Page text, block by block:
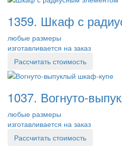
1359. Шкаф с
любые размеры
изготавливается на заказ
Рассчитать стоимость
1037. Вогнуто-
любые размеры
изготавливается на заказ
Рассчитать стоимость